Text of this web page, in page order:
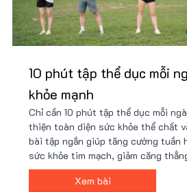
10 phút tập thể dục mỗi
khỏe mạnh
Chỉ cần 10 phút tập thể dục mỗi
thiện toàn diện sức khỏe thể chất
bài tập ngắn giúp tăng cường tuần
sức khỏe tim mạch, giảm căng
huyết, hỗ trợ giảm cân, tăng cường
nâng cao năng suất làm việc.
Xem bài